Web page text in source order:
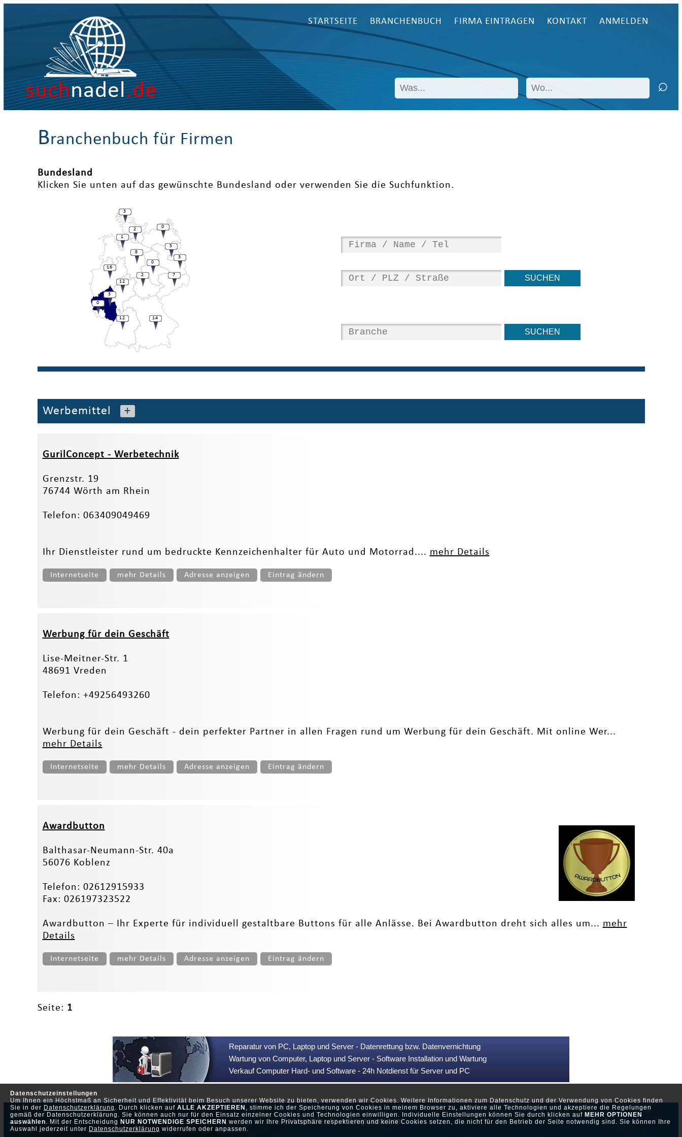
Datenschutzeinstellungen
Um Ihnen ein Höchstmaß an Sicherheit und Effektivität beim Besuch unserer Website zu bieten, verwenden wir Cookies. Weitere Informationen zum Datenschutz und der Verwendung von Cookies finden
Sie in der Datenschutzerklärung . Durch klicken auf ALLE AKZEPTIEREN , stimme ich der Speicherung von Cookies in meinem Browser zu, aktiviere alle Technologien und akzeptiere die Regelungen
gemäß der Datenschutzerklärung. Sie können auch nur für den Einsatz einzelner Cookies und Technologien einwilligen. Individuelle Einstellungen können Sie durch klicken auf MEHR OPTIONEN
auswählen. Mit der Entscheidung NUR NOTWENDIGE SPEICHERN werden wir Ihre Privatsphäre respektieren und keine Cookies setzen, die nicht für den Betrieb der Seite notwendig sind. Sie können Ihre
Auswahl jederzeit unter Datenschutzerklärung widerrufen oder anpassen.
suchnadel.de
STARTSEITE BRANCHENBUCH FIRMA EINTRAGEN KONTAKT ANMELDEN
Branchenbuch für Firmen
Bundesland
Klicken Sie unten auf das gewünschte Bundesland oder verwenden Sie die Suchfunktion.
7
3
16
5
0
0
2
3
1
8
0
12
3
12
2
14
Werbemittel +
GurilConcept - Werbetechnik
Grenzstr. 19
76744 Wörth am Rhein
Telefon: 063409049469
Ihr Dienstleister rund um bedruckte Kennzeichenhalter für Auto und Motorrad.... mehr Details
Internetseite mehr Details Adresse anzeigen Eintrag ändern
Werbung für dein Geschäft
Lise-Meitner-Str. 1
48691 Vreden
Telefon: +49256493260
Werbung für dein Geschäft - dein perfekter Partner in allen Fragen rund um Werbung für dein Geschäft. Mit online Wer...
mehr Details
Internetseite mehr Details Adresse anzeigen Eintrag ändern
Awardbutton
Balthasar-Neumann-Str. 40a
56076 Koblenz
Telefon: 02612915933
Fax: 026197323522
Awardbutton – Ihr Experte für individuell gestaltbare Buttons für alle Anlässe. Bei Awardbutton dreht sich alles um... mehr
Details
Internetseite mehr Details Adresse anzeigen Eintrag ändern
Seite: 1
Reparatur von PC, Laptop und Server - Datenrettung bzw. Datenvernichtung
Wartung von Computer, Laptop und Server - Software Installation und Wartung
Verkauf Computer Hard- und Software - 24h Notdienst für Server und PC
Datenschutz •Impressum